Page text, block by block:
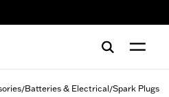
/Batteries & Electrical/Spark Plugs